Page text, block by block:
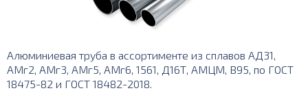
Алюминиевая труба в ассортименте из сплавов АД31,
АМг2, АМг3, АМг5, АМг6, 1561, Д16Т, АМЦМ, В95, по ГОСТ
18475-82 и ГОСТ 18482-2018.